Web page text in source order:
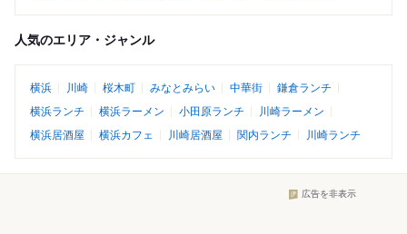
人気のエリア・ジャンル
横浜 川崎 桜木町 みなとみらい 中華街
鎌倉ランチ
横浜ランチ
横浜ラーメン 小田原ランチ
川崎ラーメン
横浜居酒屋
横浜カフェ 川崎居酒屋 関内ランチ 川崎ランチ
広告を非表示